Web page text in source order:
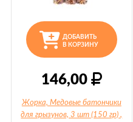
ДОБАВИТЬ
В КОРЗИНУ
146,00
Жорка, Медовые батончики
для грызунов, 3 шт (150 гр) ,